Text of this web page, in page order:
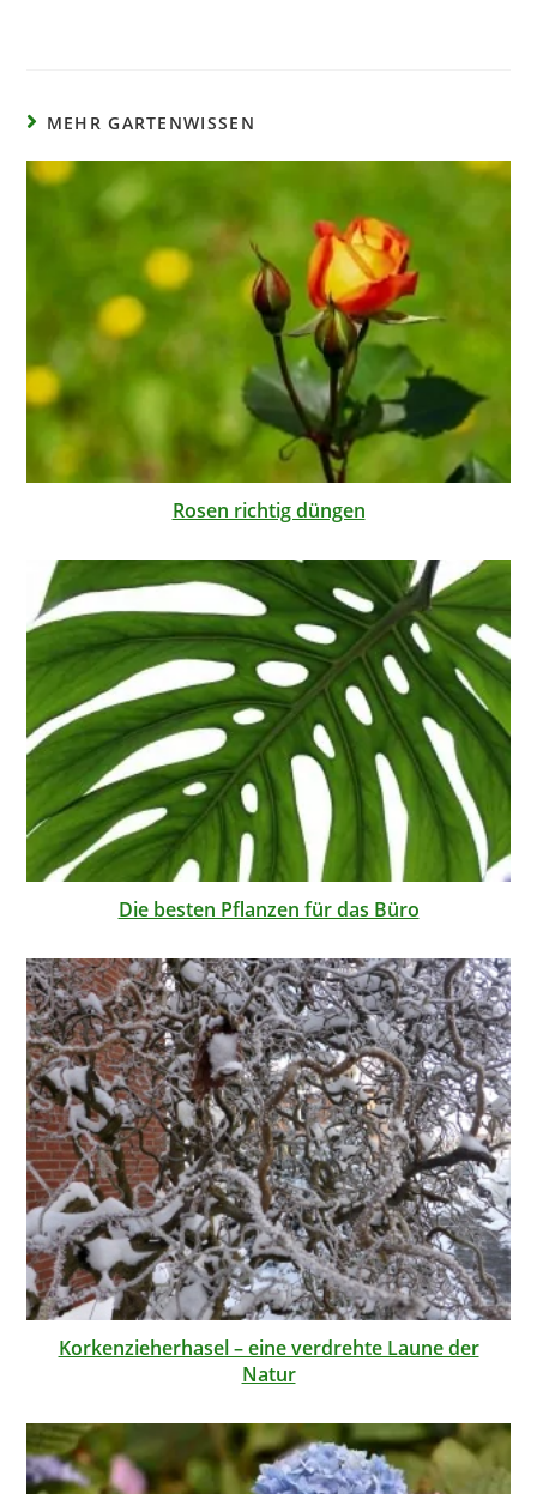
MEHR GARTENWISSEN
Rosen richtig düngen
Die besten Pflanzen für das Büro
Korkenzieherhasel – eine verdrehte Laune der
Natur